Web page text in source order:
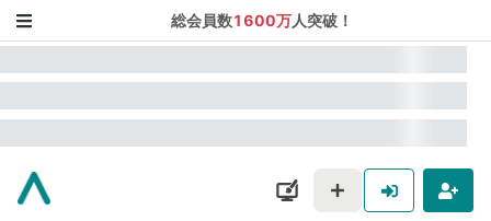
総会員数1600万人突破！